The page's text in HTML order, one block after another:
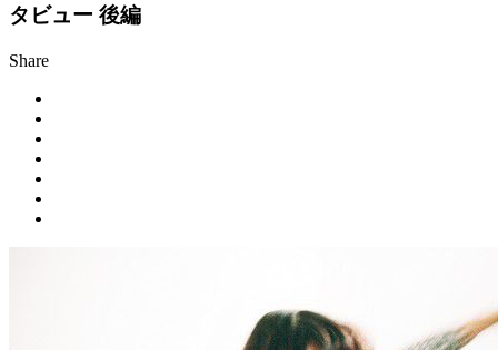
タビュー 後編
Share